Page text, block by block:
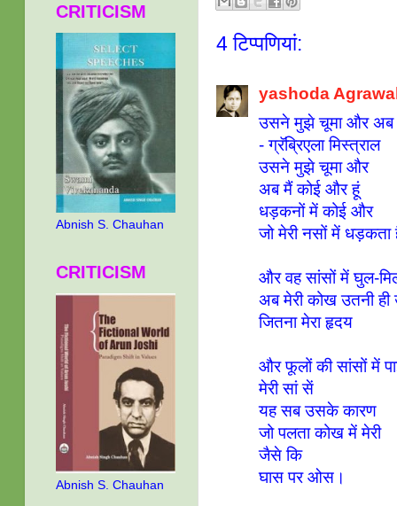
4 टिप्‍पणियां:
yashoda
उसने मुझे चूमा और अब
- ग्रॅब्रिएला मिस्त्राल
उसने मुझे चूमा और
अब मैं कोई और हूं
धड़कनों में कोई और
जो मेरी नसों में धड़कता
और वह सांसों में घुल-
अब मेरी कोख उतनी ही
जितना मेरा हृदय
और फूलों की सांसों में
मेरी सां सें
यह सब उसके कारण
जो पलता कोख में मेरी
जैसे कि
घास पर ओस।
CRITICISM
Abnish S. Chauhan
CRITICISM
Abnish S. Chauhan